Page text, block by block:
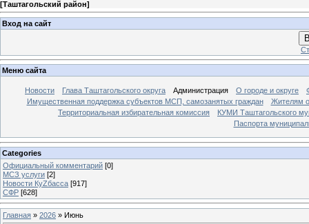
[Таштагольский район]
Вход на сайт
Меню сайта
Новости Глава Таштагольского округа Администрация О городе и округе
Имущественная поддержка субъектов МСП, самозанятых граждан
Жителям
Территориальная избирательная комиссия
КУМИ Таштагольского
Паспорта
Categories
Официальный комментарий [0]
МСЗ услуги [2]
Новости КуZбасса [917]
СФР [628]
Главная » 2026 » Июнь